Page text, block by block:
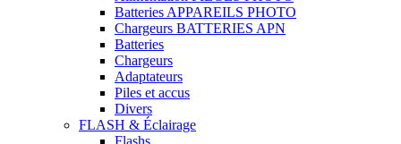
Batteries APPAREILS PHOTO
Chargeurs BATTERIES APN
Batteries
Chargeurs
Adaptateurs
Piles et accus
Divers
FLASH & Éclairage
Flashs